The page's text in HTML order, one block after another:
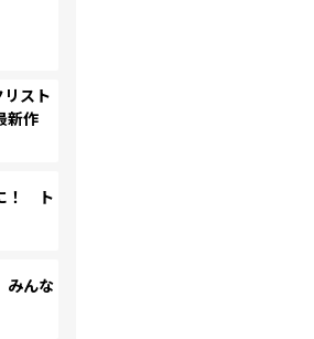
スト
新作
！ ト
みんな